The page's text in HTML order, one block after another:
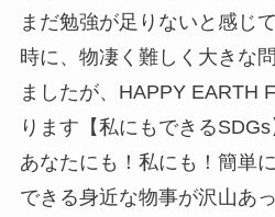
まだ勉強が足りないと感じ
時に、物凄く難しく大きな
ましたが、HAPPY EARTH
ります【私にもできる
あなたにも！私にも！簡単
できる身近な物事が沢山あ